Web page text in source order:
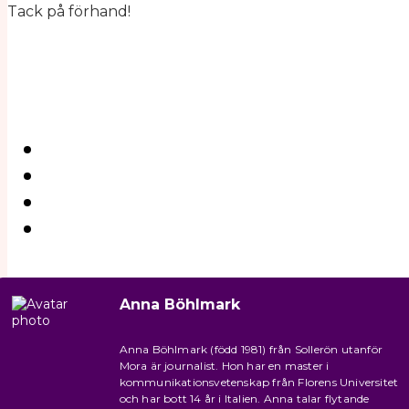
Tack på förhand!
Anna Böhlmark
Anna Böhlmark (född 1981) från Sollerön utanför
Mora är journalist. Hon har en master i
kommunikationsvetenskap från Florens Universitet
och har bott 14 år i Italien. Anna talar flytande